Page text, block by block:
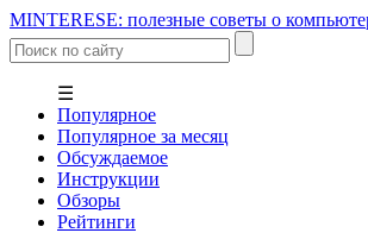
MINTERESE: полезные советы о
☰
Популярное
Популярное за месяц
Обсуждаемое
Инструкции
Обзоры
Рейтинги